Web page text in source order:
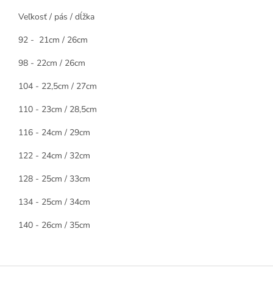
Veľkosť / pás / dĺžka
92 - 21cm / 26cm
98 - 22cm / 26cm
104 - 22,5cm / 27cm
110 - 23cm / 28,5cm
116 - 24cm / 29cm
122 - 24cm / 32cm
128 - 25cm / 33cm
134 - 25cm / 34cm
140 - 26cm / 35cm
Z